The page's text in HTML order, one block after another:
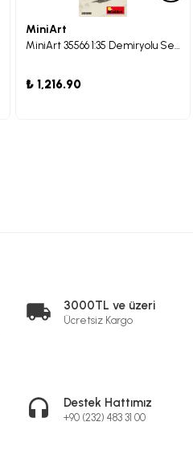
MiniArt
MiniArt 35566 1:35 Demiryolu Semaforu
₺ 1,216.90
3000TL ve üzeri
Ücretsiz Kargo
Destek Hattımız
+90 (232) 483 31 00